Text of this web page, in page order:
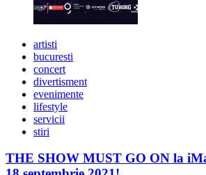
artisti
bucuresti
concert
divertisment
evenimente
lifestyle
servicii
stiri
THE SHOW MUST GO ON la